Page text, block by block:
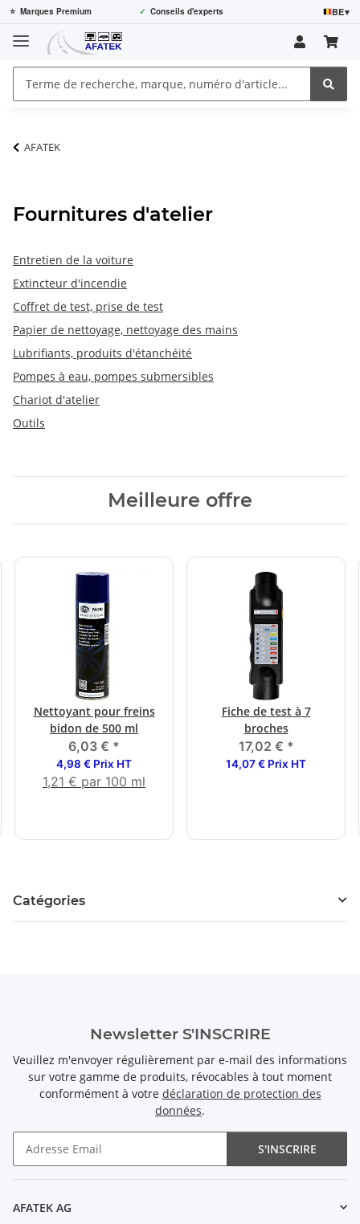
⭐ Marques Premium ✓ Conseils d'experts BE▾
AFATEK
Fournitures d'atelier
Entretien de la voiture
Extincteur d'incendie
Coffret de test, prise de test
Papier de nettoyage, nettoyage des mains
Lubrifiants, produits d'étanchéité
Pompes à eau, pompes submersibles
Chariot d'atelier
Outils
Meilleure offre
Nettoyant pour freins
bidon de 500 ml
6,03 € *
4,98 € Prix HT
1,21 € par 100 ml
Fiche de test à 7
broches
17,02 € *
14,07 € Prix HT
Catégories
Newsletter S'INSCRIRE
Veuillez m'envoyer régulièrement par e-mail des informations
sur votre gamme de produits, révocables à tout moment
conformément à votre déclaration de protection des
données.
S'INSCRIRE
AFATEK AG